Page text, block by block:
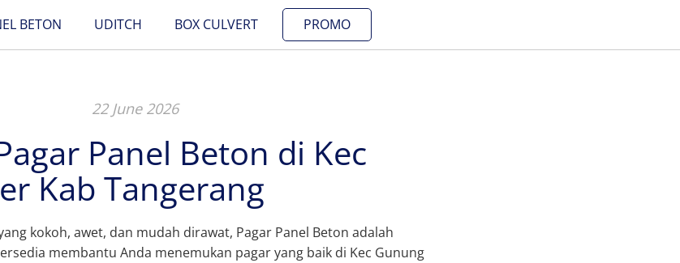
BETON UDITCH BOX CULVERT PROMO
22 June 2026
Panel Beton di Kec
Kab Tangerang
kokoh, awet, dan mudah dirawat, Pagar Panel Beton adalah
membantu Anda menemukan pagar yang baik di Kec Gunung